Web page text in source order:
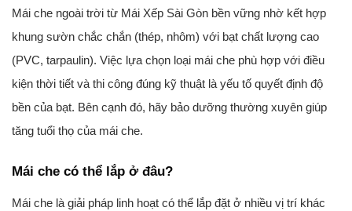
Mái che ngoài trời từ Mái Xếp Sài Gòn bền vững nhờ kết hợp
khung sườn chắc chắn (thép, nhôm) với bạt chất lượng cao
(PVC, tarpaulin). Việc lựa chọn loại mái che phù hợp với điều
kiện thời tiết và thi công đúng kỹ thuật là yếu tố quyết định độ
bền của bạt. Bên cạnh đó, hãy bảo dưỡng thường xuyên giúp
tăng tuổi thọ của mái che.
Mái che có thể lắp ở đâu?
Mái che là giải pháp linh hoạt có thể lắp đặt ở nhiều vị trí khác